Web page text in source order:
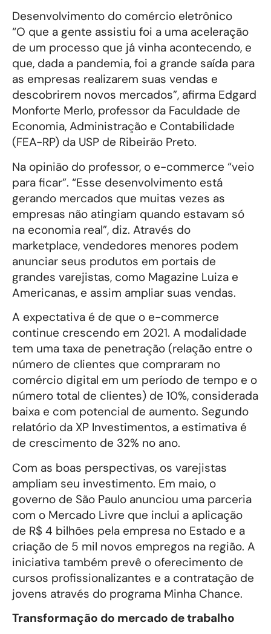
Desenvolvimento do comércio eletrônico
“O que a gente assistiu foi a uma aceleração
de um processo que já vinha acontecendo, e
que, dada a pandemia, foi a grande saída para
as empresas realizarem suas vendas e
descobrirem novos mercados”, afirma Edgard
Monforte Merlo, professor da Faculdade de
Economia, Administração e Contabilidade
(FEA-RP) da USP de Ribeirão Preto.
Na opinião do professor, o e-commerce “veio
para ficar”. “Esse desenvolvimento está
gerando mercados que muitas vezes as
empresas não atingiam quando estavam só
na economia real”, diz. Através do
marketplace, vendedores menores podem
anunciar seus produtos em portais de
grandes varejistas, como Magazine Luiza e
Americanas, e assim ampliar suas vendas.
A expectativa é de que o e-commerce
continue crescendo em 2021. A modalidade
tem uma taxa de penetração (relação entre o
número de clientes que compraram no
comércio digital em um período de tempo e o
número total de clientes) de 10%, considerada
baixa e com potencial de aumento. Segundo
relatório da XP Investimentos, a estimativa é
de crescimento de 32% no ano.
Com as boas perspectivas, os varejistas
ampliam seu investimento. Em maio, o
governo de São Paulo anunciou uma parceria
com o Mercado Livre que inclui a aplicação
de R$ 4 bilhões pela empresa no Estado e a
criação de 5 mil novos empregos na região. A
iniciativa também prevê o oferecimento de
cursos profissionalizantes e a contratação de
jovens através do programa Minha Chance.
Transformação do mercado de trabalho